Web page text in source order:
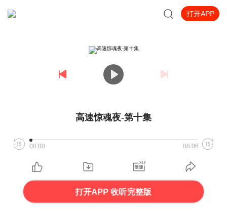
打开APP
高速惊魂夜-第十集
00:00 08:06
打开APP 收听完整版